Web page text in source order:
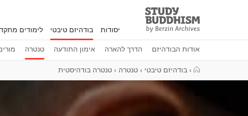
Study
Buddhism
Home
יסודות בודהיזם טיבטי
אודות הבודהיזם הדרך להארה אימון התודעה טנטרה
לימודים
› בודהיזם טיבטי › טנטרה › טנטרה בודהיסטית